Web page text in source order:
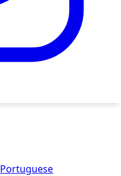
Portuguese